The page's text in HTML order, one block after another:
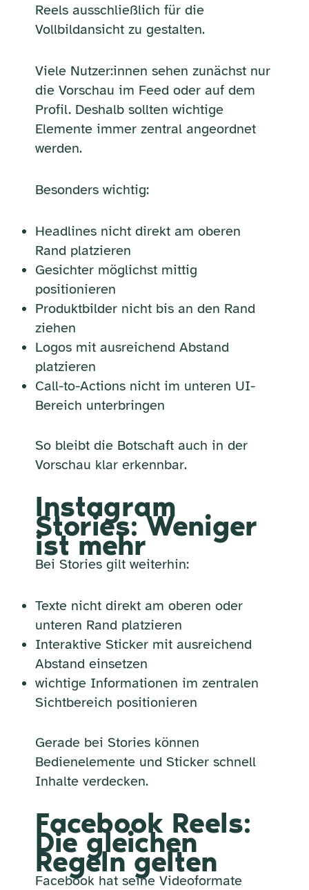
Reels ausschließlich für die
Vollbildansicht zu gestalten.
Viele Nutzer:innen sehen zunächst nur
die Vorschau im Feed oder auf dem
Profil. Deshalb sollten wichtige
Elemente immer zentral angeordnet
werden.
Besonders wichtig:
Headlines nicht direkt am oberen
Rand platzieren
Gesichter möglichst mittig
positionieren
Produktbilder nicht bis an den Rand
ziehen
Logos mit ausreichend Abstand
platzieren
Call-to-Actions nicht im unteren UI-
Bereich unterbringen
So bleibt die Botschaft auch in der
Vorschau klar erkennbar.
Instagram
Stories: Weniger
ist mehr
Bei Stories gilt weiterhin:
Texte nicht direkt am oberen oder
unteren Rand platzieren
Interaktive Sticker mit ausreichend
Abstand einsetzen
wichtige Informationen im zentralen
Sichtbereich positionieren
Gerade bei Stories können
Bedienelemente und Sticker schnell
Inhalte verdecken.
Facebook Reels:
Die gleichen
Regeln gelten
Facebook hat seine Videoformate